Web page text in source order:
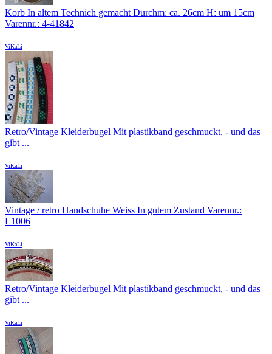
Korb In altem Technich gemacht Durchm: ca. 26cm H: um 15cm
Varennr.: 4-41842
ViKaLi
Retro/Vintage Kleiderbugel Mit plastikband geschmuckt, - und das
gibt ...
ViKaLi
Vintage / retro Handschuhe Weiss In gutem Zustand Varennr.:
L1006
ViKaLi
Retro/Vintage Kleiderbugel Mit plastikband geschmuckt, - und das
gibt ...
ViKaLi